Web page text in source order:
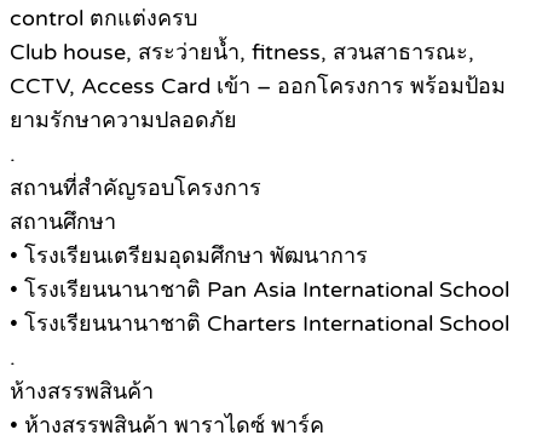
control ตกแต่งครบ
Club house, สระว่ายน้ำ, fitness, สวนสาธารณะ,
CCTV, Access Card เข้า – ออกโครงการ พร้อมป้อม
ยามรักษาความปลอดภัย
.
สถานที่สำคัญรอบโครงการ
สถานศึกษา
• โรงเรียนเตรียมอุดมศึกษา พัฒนาการ
• โรงเรียนนานาชาติ Pan Asia International School
• โรงเรียนนานาชาติ Charters International School
.
ห้างสรรพสินค้า
• ห้างสรรพสินค้า พาราไดซ์ พาร์ค